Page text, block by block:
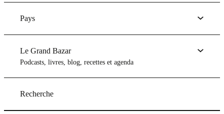
Pays
Le Grand Bazar
Podcasts, livres, blog, recettes et agenda
Recherche